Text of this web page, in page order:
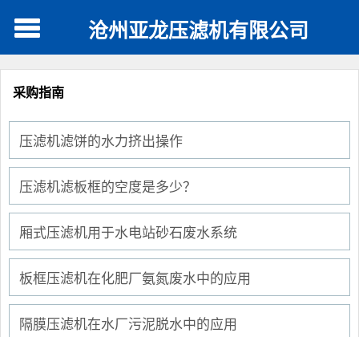
沧州亚龙压滤机有限公司
采购指南
压滤机滤饼的水力挤出操作
压滤机滤板框的空度是多少？
厢式压滤机用于水电站砂石废水系统
板框压滤机在化肥厂氨氮废水中的应用
隔膜压滤机在水厂污泥脱水中的应用